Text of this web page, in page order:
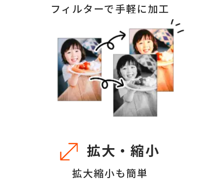
フィルターで手軽に加工
拡大・縮小
拡大縮小も簡単